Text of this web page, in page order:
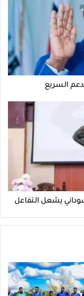
السريع
يشعل التفاعل